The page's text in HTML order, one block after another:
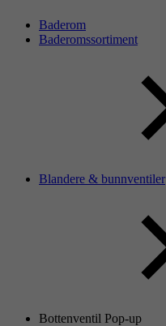
Baderom
Baderomssortiment
Blandere & bunnventiler
Bottenventil Pop-up